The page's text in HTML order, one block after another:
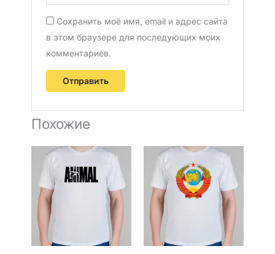
Сохранить моё имя, email и адрес сайта
в этом браузере для последующих моих
комментариев.
Похожие